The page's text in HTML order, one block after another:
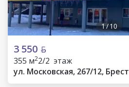
1/10
3 550
355 м22/2 этаж
ул. Московская, 267/12, Брест